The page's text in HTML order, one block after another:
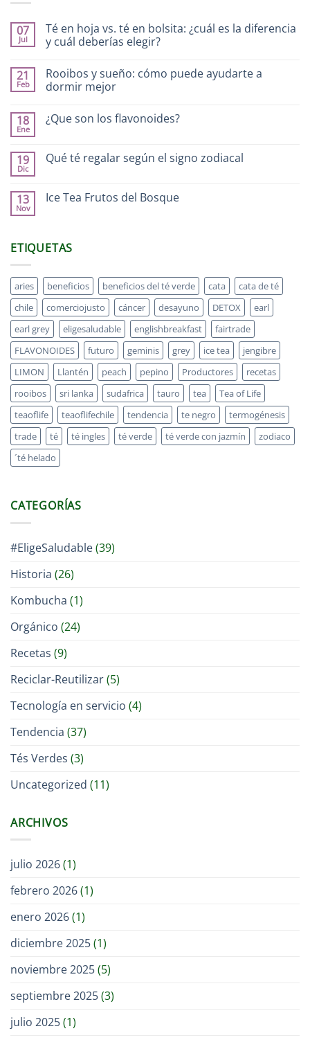
07
Jul
Té en hoja vs. té en bolsita: ¿cuál es la diferencia
y cuál deberías elegir?
21
Feb
Rooibos y sueño: cómo puede ayudarte a
dormir mejor
18
Ene
¿Que son los flavonoides?
19
Dic
Qué té regalar según el signo zodiacal
13
Nov
Ice Tea Frutos del Bosque
ETIQUETAS
aries beneficios beneficios del té verde cata
cata de té
chile
comerciojusto cáncer desayuno DETOX
earl
earl grey
eligesaludable englishbreakfast
fairtrade
FLAVONOIDES
futuro geminis grey ice tea
jengibre
LIMON
Llantén peach pepino Productores
recetas
rooibos
sri lanka sudafrica tauro tea
Tea of Life
teaoflife
teaoflifechile tendencia te negro
termogénesis
trade
té té ingles té verde té verde con jazmín
zodiaco
´té helado
CATEGORÍAS
#EligeSaludable(39)
Historia (26)
Kombucha (1)
Orgánico (24)
Recetas (9)
Reciclar-Reutilizar(5)
Tecnología en servicio (4)
Tendencia (37)
Tés Verdes (3)
Uncategorized (11)
ARCHIVOS
julio 2026(1)
febrero 2026(1)
enero 2026(1)
diciembre 2025(1)
noviembre 2025(5)
septiembre 2025(3)
julio 2025(1)